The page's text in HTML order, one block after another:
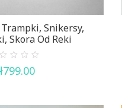
Snikersy,
Skora Od Reki
799.00